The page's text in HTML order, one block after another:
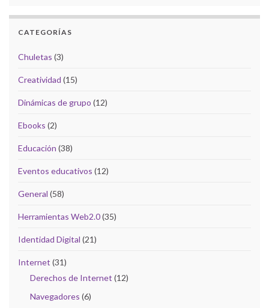
CATEGORÍAS
Chuletas (3)
Creatividad (15)
Dinámicas de grupo (12)
Ebooks (2)
Educación (38)
Eventos educativos (12)
General (58)
Herramientas Web2.0(35)
Identidad Digital (21)
Internet (31)
Derechos de Internet (12)
Navegadores (6)